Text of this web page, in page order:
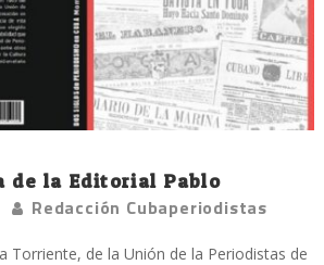
de la Editorial Pablo
Redacción Cubaperiodistas
Torriente, de la Unión de la Periodistas de